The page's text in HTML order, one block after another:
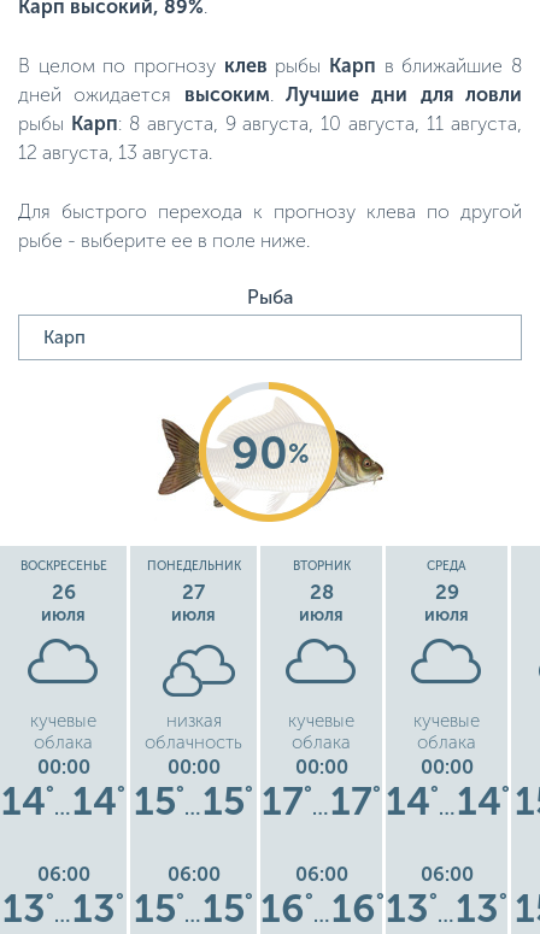
Карп высокий, 89%.
В целом по прогнозу клев рыбы Карп в ближайшие 8
дней ожидается высоким.Лучшие дни для ловли
рыбы Карп: 8 августа, 9 августа, 10 августа, 11 августа,
12 августа, 13 августа.
Для быстрого перехода к прогнозу клева по другой
рыбе - выберите ее в поле ниже.
Рыба
90%
ВОСКРЕСЕНЬЕ
26
июля
кучевые
облака
00:00
14°
…14°
06:00
13°
…13°
ПОНЕДЕЛЬНИК
27
июля
низкая
облачность
00:00
15°
…15°
06:00
15°
…15°
ВТОРНИК
28
июля
кучевые
облака
00:00
17°
…17°
06:00
16°
…16°
СРЕДА
29
июля
кучевые
облака
00:00
14°
…14°
06:00
13°
…13°